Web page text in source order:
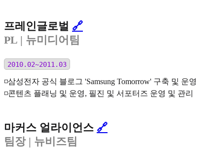
프레인글로벌 🔗
PL | 뉴미디어팀
2010.02~2011.03
◽️삼성전자 공식 블로그 'Samsung Tomorrow' 구축 및 운영
◽️콘텐츠 플래닝 및 운영, 필진 및 서포터즈 운영 및 관리
마커스 얼라이언스 🔗
팀장| 뉴비즈팀